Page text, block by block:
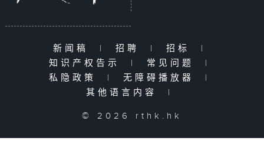
新闻稿 | 招聘 | 招标
|
知识产权告示
| 常见问题
|
私隐政策
| 无障碍播放器
|
其他语言内容
|
© 2026 rthk.hk